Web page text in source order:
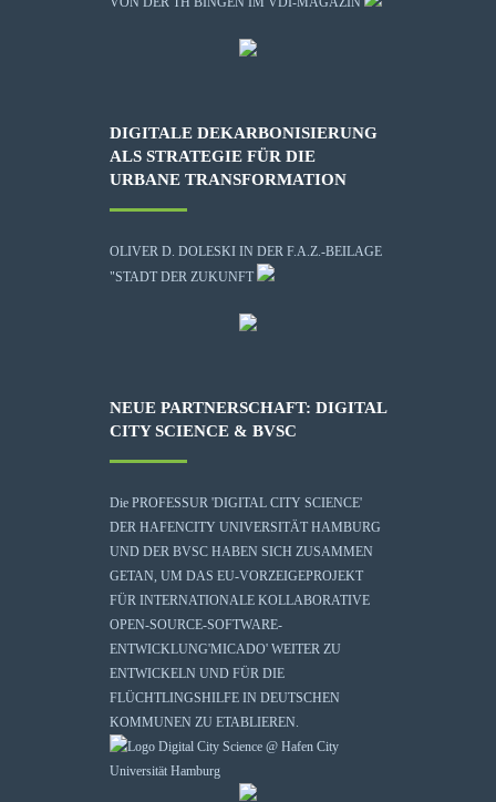
DIGITALE DEKARBONISIERUNG
ALS STRATEGIE FÜR DIE
URBANE TRANSFORMATION
OLIVER D. DOLESKI IN DER F.A.Z.-BEILAGE
"STADT DER ZUKUNFT
NEUE PARTNERSCHAFT: DIGITAL
CITY SCIENCE & BVSC
Die PROFESSUR 'DIGITAL CITY SCIENCE'
DER HAFENCITY UNIVERSITÄT HAMBURG
UND DER BVSC HABEN SICH ZUSAMMEN
GETAN, UM DAS EU-VORZEIGEPROJEKT
FÜR INTERNATIONALE KOLLABORATIVE
OPEN-SOURCE-SOFTWARE-
ENTWICKLUNG'MICADO' WEITER ZU
ENTWICKELN UND FÜR DIE
FLÜCHTLINGSHILFE IN DEUTSCHEN
KOMMUNEN ZU ETABLIEREN.